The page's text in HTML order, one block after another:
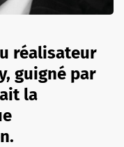
réalisateur
guigné par
la